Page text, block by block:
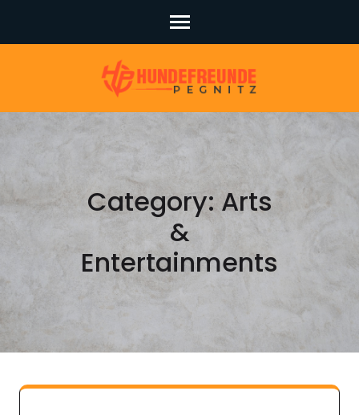
Enter)
Category:Arts
&
Entertainments